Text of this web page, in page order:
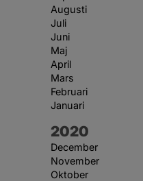
Augusti
Juli
Juni
Maj
April
Mars
Februari
Januari
År:
2020
December
November
Oktober